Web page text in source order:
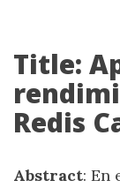
Title:
Redis
Abstract: En